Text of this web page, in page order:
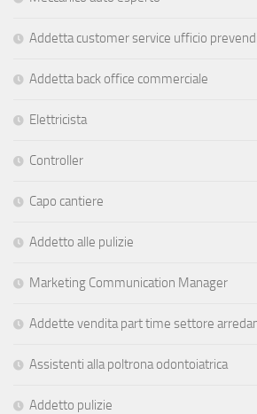
Addetta customer service ufficio
Addetta back office commerciale
Elettricista
Controller
Capo cantiere
Addetto alle pulizie
Marketing Communication Manager
Addette vendita part time settore
Assistenti alla poltrona odontoiatrica
Addetto pulizie